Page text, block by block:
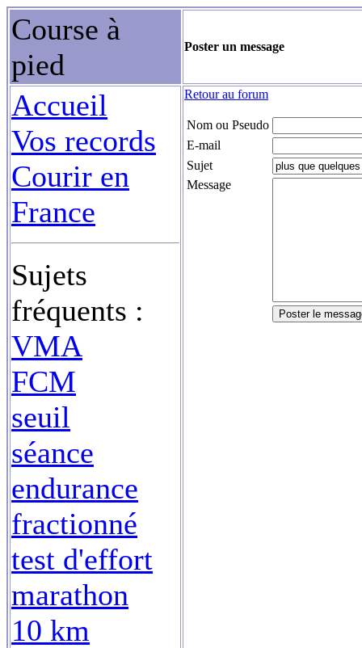
Course à
pied
Poster un message
Accueil
Vos records
Courir en
France
Sujets
fréquents :
VMA
FCM
seuil
séance
endurance
fractionné
test d'effort
marathon
10 km
Retour au forum
Nom ou Pseudo
E-mail
Sujet
Message